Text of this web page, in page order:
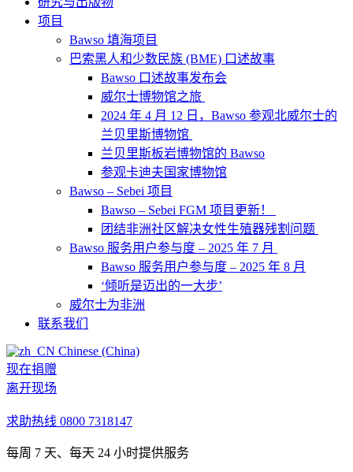
项目
Bawso 填海项目
巴索黑人和少数民族 (BME) 口述故事
Bawso 口述故事发布会
威尔士博物馆之旅
2024 年 4 月 12 日，Bawso 参观北威尔士的
兰贝里斯博物馆
兰贝里斯板岩博物馆的 Bawso
参观卡迪夫国家博物馆
Bawso – Sebei 项目
Bawso – Sebei FGM 项目更新！
团结非洲社区解决女性生殖器残割问题
Bawso 服务用户参与度 – 2025 年 7 月
Bawso 服务用户参与度 – 2025 年 8 月
‘倾听是迈出的一大步’
威尔士为非洲
联系我们
Chinese (China)
现在捐赠
离开现场
求助热线 0800 7318147
每周 7 天、每天 24 小时提供服务